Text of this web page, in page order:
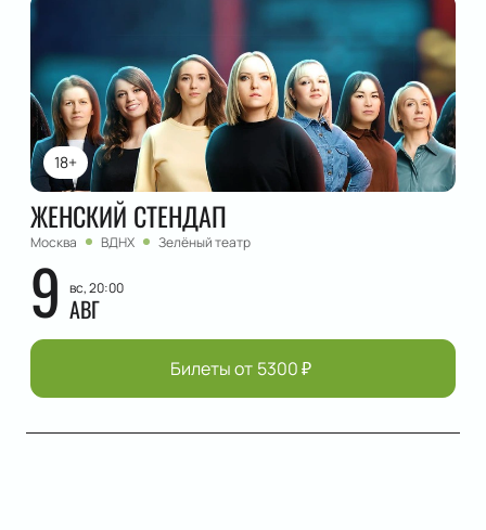
18+
ЖЕНСКИЙ СТЕНДАП
Москва ВДНХ Зелёный театр
9 вс, 20:00
АВГ
Билеты от 5300₽